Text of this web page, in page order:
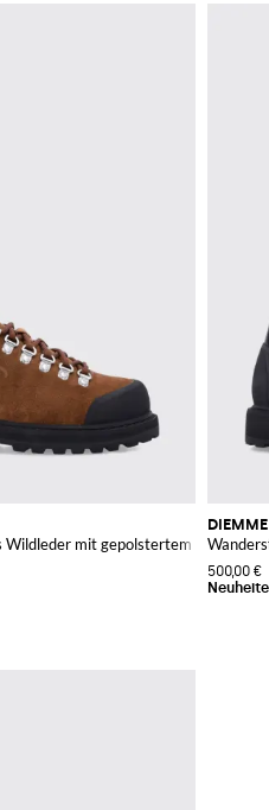
Wildleder mit gepolstertem Knöchel
DIEMME
500,00 €